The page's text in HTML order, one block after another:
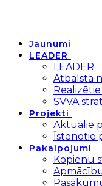
Jaunumi
LEADER
LEADER
Atbalsta
SVVA
Projekti
Aktuālie
Īstenotie
Pakalpojumi
Kopienu